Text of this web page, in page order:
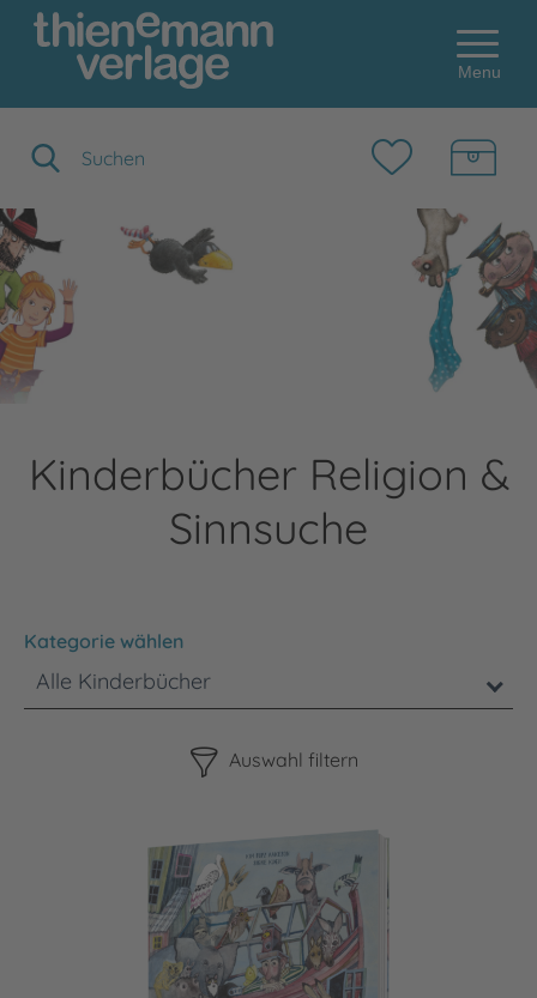
Menu
Kinderbücher Religion &
Sinnsuche
Kategorie wählen
Alle Kinderbücher
Auswahl filtern